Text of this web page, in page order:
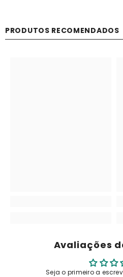
PRODUTOS RECOMENDADOS
Avaliações
Seja o primeiro a